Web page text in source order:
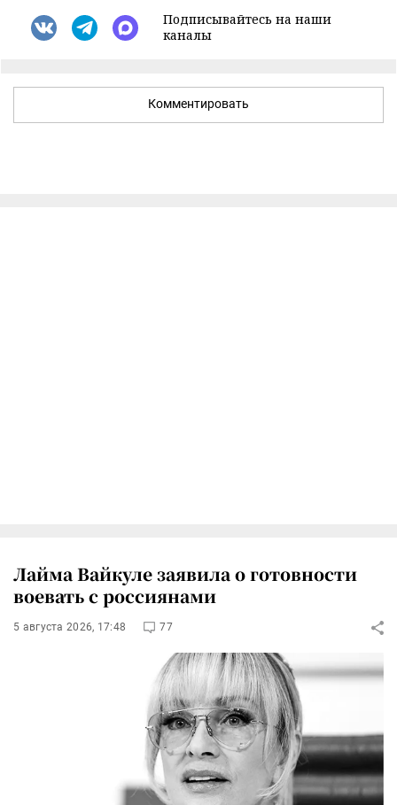
Подписывайтесь на наши
каналы
Комментировать
Лайма Вайкуле заявила о готовности
воевать с россиянами
5 августа 2026, 17:48 77